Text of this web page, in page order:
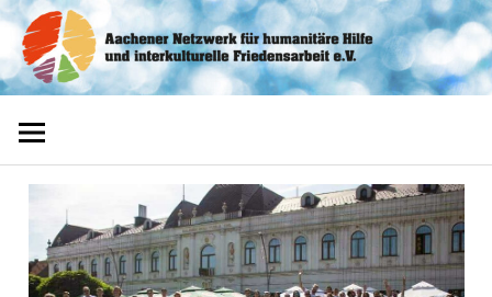
Zum
Inhalt
springen
Aachener
Netzwerk